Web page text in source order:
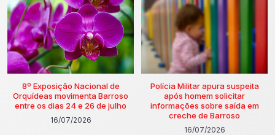
8º Exposição Nacional de
Orquídeas movimenta Barroso
entre os dias 24 e 26 de julho
16/07/2026
Polícia Militar apura suspeita
após homem solicitar
informações sobre saída em
creche de Barroso
16/07/2026